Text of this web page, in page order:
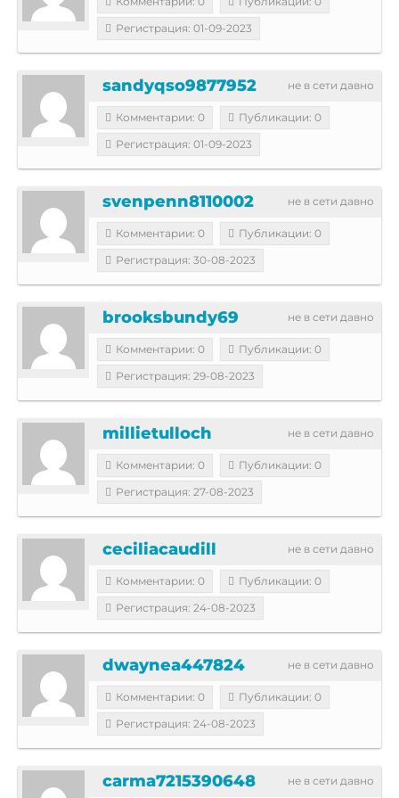
Регистрация: 01-09-2023
не в сети давно
sandyqso9877952
Комментарии: 0
Публикации: 0
Регистрация: 01-09-2023
не в сети давно
svenpenn8110002
Комментарии: 0
Публикации: 0
Регистрация: 30-08-2023
не в сети давно
brooksbundy69
Комментарии: 0
Публикации: 0
Регистрация: 29-08-2023
не в сети давно
millietulloch
Комментарии: 0
Публикации: 0
Регистрация: 27-08-2023
не в сети давно
ceciliacaudill
Комментарии: 0
Публикации: 0
Регистрация: 24-08-2023
не в сети давно
dwaynea447824
Комментарии: 0
Публикации: 0
Регистрация: 24-08-2023
не в сети давно
carma7215390648